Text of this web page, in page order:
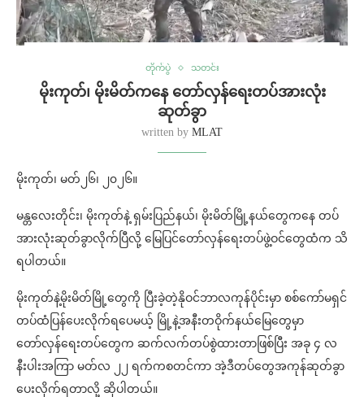
တိုက်ပွဲ သတင်း
မိုးကုတ်၊ မိုးမိတ်ကနေ တော်လှန်ရေးတပ်အားလုံး
ဆုတ်ခွာ
written by MLAT
မိုးကုတ်၊ မတ်၂၆၊ ၂၀၂၆။
မန္တလေးတိုင်း၊ မိုးကုတ်နဲ့ ရှမ်းပြည်နယ်၊ မိုးမိတ်မြို့နယ်တွေကနေ တပ်
အားလုံးဆုတ်ခွာလိုက်ပြီလို့ မြေပြင်တော်လှန်ရေးတပ်ဖွဲ့ဝင်တွေထံက သိ
ရပါတယ်။
မိုးကုတ်နဲ့မိုးမိတ်မြို့တွေကို ပြီးခဲ့တဲ့နိုဝင်ဘာလကုန်ပိုင်းမှာ စစ်ကော်မရှင်
တပ်ထံပြန်ပေးလိုက်ရပေမယ့် မြို့နဲ့အနီးတဝိုက်နယ်မြေတွေမှာ
တော်လှန်ရေးတပ်တွေက ဆက်လက်တပ်စွဲထားတာဖြစ်ပြီး အခု ၄ လ
နီးပါးအကြာ မတ်လ ၂၂ ရက်ကစတင်ကာ အဲ့ဒီတပ်တွေအကုန်ဆုတ်ခွာ
ပေးလိုက်ရတာလို့ ဆိုပါတယ်။